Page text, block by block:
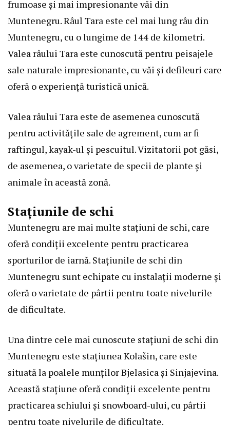
frumoase și mai impresionante văi din
Muntenegru. Râul Tara este cel mai lung râu din
Muntenegru, cu o lungime de 144 de kilometri.
Valea râului Tara este cunoscută pentru peisajele
sale naturale impresionante, cu văi și defileuri care
oferă o experiență turistică unică.
Valea râului Tara este de asemenea cunoscută
pentru activitățile sale de agrement, cum ar fi
raftingul, kayak-ul și pescuitul. Vizitatorii pot găsi,
de asemenea, o varietate de specii de plante și
animale în această zonă.
Stațiunile de schi
Muntenegru are mai multe stațiuni de schi, care
oferă condiții excelente pentru practicarea
sporturilor de iarnă. Stațiunile de schi din
Muntenegru sunt echipate cu instalații moderne și
oferă o varietate de pârtii pentru toate nivelurile
de dificultate.
Una dintre cele mai cunoscute stațiuni de schi din
Muntenegru este stațiunea Kolašin, care este
situată la poalele munților Bjelasica și Sinjajevina.
Această stațiune oferă condiții excelente pentru
practicarea schiului și snowboard-ului, cu pârtii
pentru toate nivelurile de dificultate.